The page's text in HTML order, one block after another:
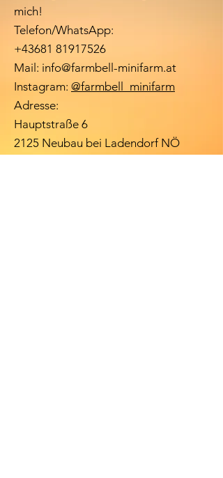
mich!
Telefon/WhatsApp:
+43681 81917526
Mail: info@farmbell-minifarm.at
Instagram: @farmbell_minifarm
Adresse:
Hauptstraße 6
2125 Neubau bei Ladendorf NÖ